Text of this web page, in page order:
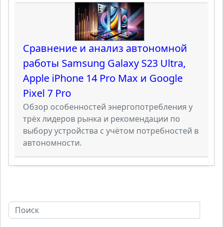
Сравнение и анализ автономной
работы Samsung Galaxy S23 Ultra,
Apple iPhone 14 Pro Max и Google
Pixel 7 Pro
Обзор особенностей энергопотребления у
трёх лидеров рынка и рекомендации по
выбору устройства с учётом потребностей в
автономности.